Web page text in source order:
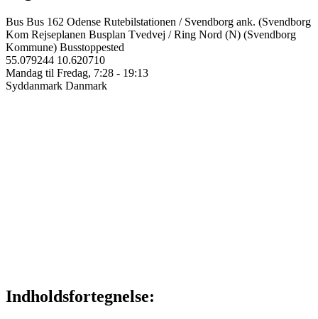
Bus Bus 162 Odense Rutebilstationen / Svendborg ank. (Svendborg
Kom Rejseplanen Busplan Tvedvej / Ring Nord (N) (Svendborg
Kommune) Busstoppested
55.079244 10.620710
Mandag til Fredag, 7:28 - 19:13
Syddanmark Danmark
Indholdsfortegnelse: